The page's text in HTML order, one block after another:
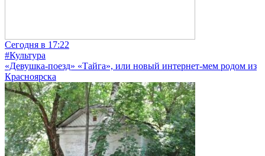
Сегодня в 17:22
#Культура
«Девушка-поезд» «Тайга», или новый интернет-мем родом из
Красноярска